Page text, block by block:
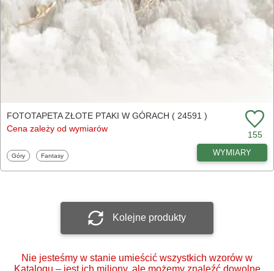
FOTOTAPETA ZŁOTE PTAKI W GÓRACH ( 24591 )
Cena zależy od wymiarów
155
Fototapety
Góry Fototapety
Fantasy WYMIARY
Kolejne produkty
Nie jesteśmy w stanie umieścić wszystkich wzorów w
Katalogu – jest ich miliony, ale możemy znaleźć dowolne